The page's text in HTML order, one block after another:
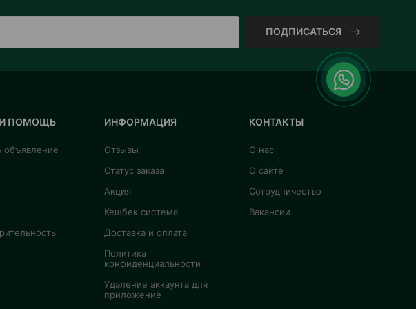
ПОДПИСАТЬСЯ
И ПОМОЩЬ
объявление
ИНФОРМАЦИЯ
Отзывы
Статус заказа
Акция
Кешбек система
Доставка и оплата
Политика
конфиденциальности
Удаление аккаунта для
приложение
КОНТАКТЫ
О нас
О сайте
Сотрудничество
Вакансии